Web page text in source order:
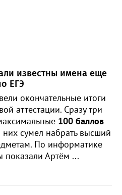
известны имена еще
ЕГЭ
окончательные итоги
аттестации. Сразу три
100 баллов
сумел набрать высший
По информатике
показали Артём ...